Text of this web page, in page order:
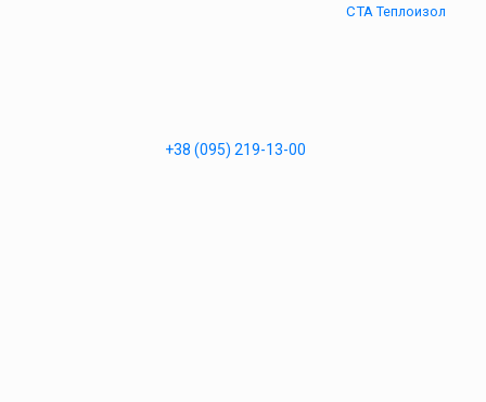
+38 (095) 219-13-00
СТА Теплоизол